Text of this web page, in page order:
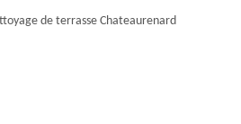
de terrasse Chateaurenard